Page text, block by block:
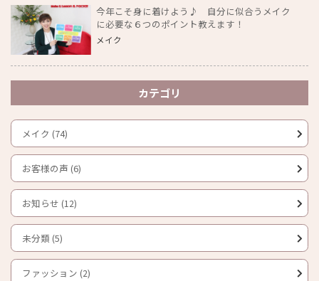
今年こそ身に着けよう♪ 自分に似合うメイク
に必要な６つのポイント教えます！
メイク
カテゴリ
メイク (74)
お客様の声 (6)
お知らせ (12)
未分類 (5)
ファッション (2)